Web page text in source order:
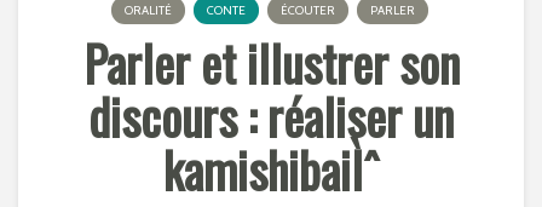
ORALITÉ CONTE ÉCOUTER PARLER
Parler et illustrer son
discours : réaliser un
kamishibaiÌˆ